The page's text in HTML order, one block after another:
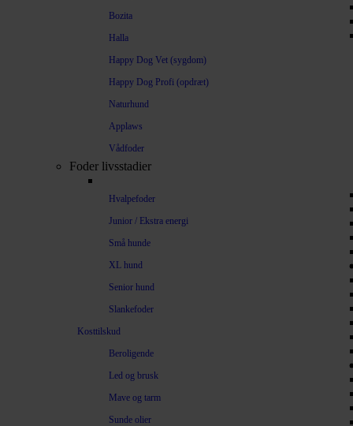
Bozita
Halla
Happy Dog Vet (sygdom)
Happy Dog Profi (opdræt)
Naturhund
Applaws
Vådfoder
Foder livsstadier
Hvalpefoder
Junior / Ekstra energi
Små hunde
XL hund
Senior hund
Slankefoder
Kosttilskud
Beroligende
Led og brusk
Mave og tarm
Sunde olier